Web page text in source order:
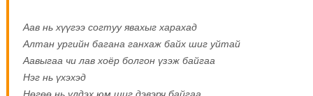
Аав нь хүүгээ согтуу явахыг харахад
Алтан ургийн багана ганхаж байх шиг уйтай
Аавыгаа чи лав хоёр болгон үзэж байгаа
Нэг нь үхэхэд
Нөгөө нь үлдэх юм шиг дэвэрч байгаа